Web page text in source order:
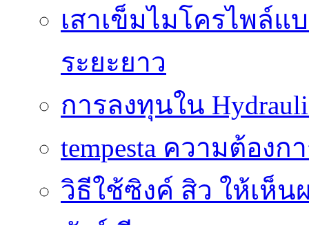
เสาเข็มไมโครไพล์
ระยะยาว
การลงทุนใน
tempesta ความต้อง
วิธีใช้ซิงค์ สิว ให้เห็